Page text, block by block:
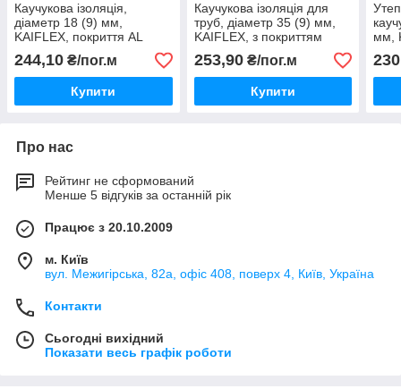
Каучукова ізоляція,
діаметр 18 (9) мм,
KAIFLEX, покриття AL
PLAST, для зовнішнього
застосування.
244,10 ₴/пог.м
Купити
Каучукова ізоляція для
труб, діаметр 35 (9) мм,
KAIFLEX, з покриттям
алюхолст для зовнішнього
застосування.
253,90₴/пог.м
Купити
мм,
Про нас
Рейтинг не сформований
Менше 5 відгуків за останній рік
Працює з 20.10.2009
м. Київ
вул. Межигірська, 82а, офіс 408, поверх 4, Київ, Україна
Контакти
Сьогодні вихідний
Показати весь графік роботи